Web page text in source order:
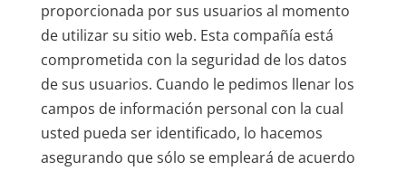
proporcionada por sus usuarios al momento
de utilizar su sitio web. Esta compañía está
comprometida con la seguridad de los datos
de sus usuarios. Cuando le pedimos llenar los
campos de información personal con la cual
usted pueda ser identificado, lo hacemos
asegurando que sólo se empleará de acuerdo